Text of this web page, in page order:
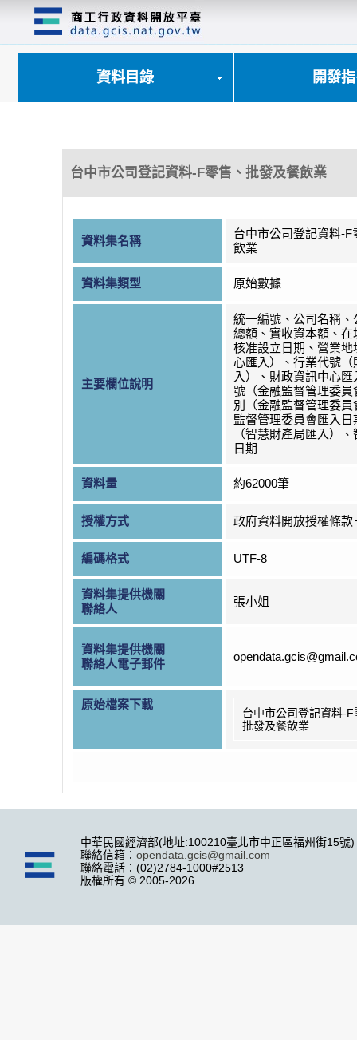
資料目錄 開發
台中市公司登記資料-F零售、批發及餐飲業
資料集名稱
台中市公司登記資料-F
飲業
資料集類型 原始數據
主要欄位說明
統一編號、公司名稱、
總額、實收資本額、在
核准設立日期、營業地
心匯入）、行業代號（
入）、財政資訊中心
號（金融監督管理委員
別（金融監督管理委
監督管理委員會匯入日
（智慧財產局匯入）
日期
資料量 約62000筆
授權方式 政府資料開放授權條款
編碼格式 UTF-8
資料集提供機關
聯絡人
張小姐
資料集提供機關
聯絡人電子郵件
原始檔案下載
台中市公司登記資料-F
批發及餐飲業
中華民國經濟部(地址:100210臺北市中正區福州街15號)
聯絡信箱： opendata.gcis@gmail.com
聯絡電話：(02)2784-1000#2513
版權所有 © 2005-2026